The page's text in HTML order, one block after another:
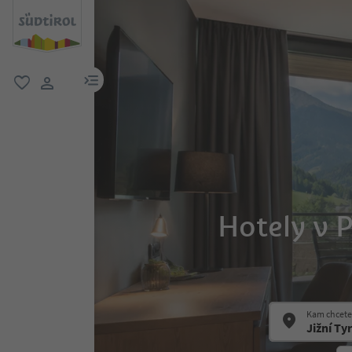
odkaz na menu
Hotely v
Kam